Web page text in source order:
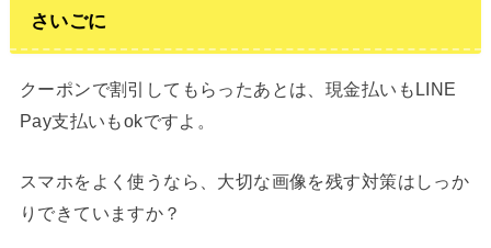
さいごに
クーポンで割引してもらったあとは、現金払いもLINE
Pay支払いもokですよ。
スマホをよく使うなら、大切な画像を残す対策はしっか
りできていますか？